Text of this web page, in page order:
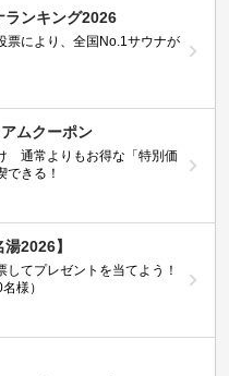
ランキング2026
票により、全国No.1サウナが
ムクーポン
通常よりもお得な「特別価
できる！
2026】
てプレゼントを当てよう！
様）